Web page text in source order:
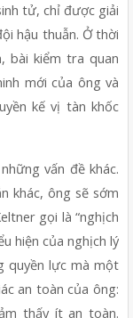
tử, chỉ được giải
hậu thuẫn. Ở thời
bài kiểm tra quan
mới của ông và
kế vị tàn khốc
vấn đề khác.
khác, ông sẽ sớm
gọi là “nghịch
hiện của nghịch lý
quyền lực mà một
an toàn của ông:
thấy ít an toàn.